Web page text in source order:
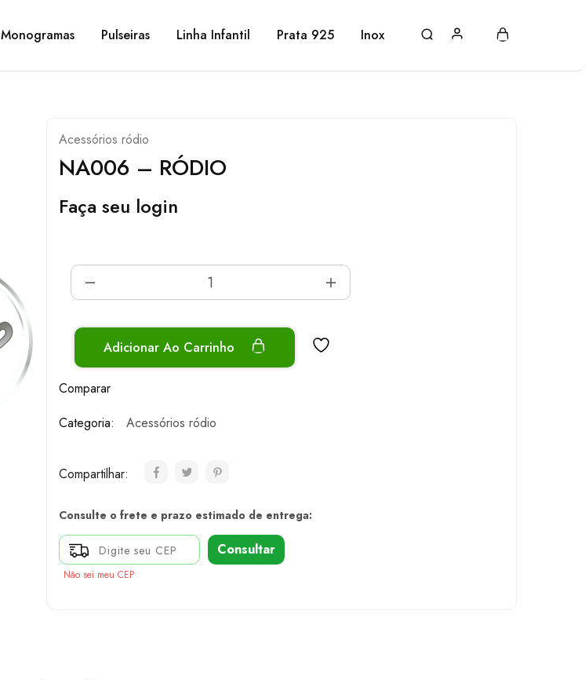
Monogramas Pulseiras Linha Infantil Prata 925 Inox
Acessórios ródio
NA006 – RÓDIO
Faça seu login
Adicionar Ao Carrinho
Comparar
Categoria:
Acessórios ródio
Compartilhar:
Consulte o frete e prazo estimado de entrega:
Consultar
Não sei meu CEP